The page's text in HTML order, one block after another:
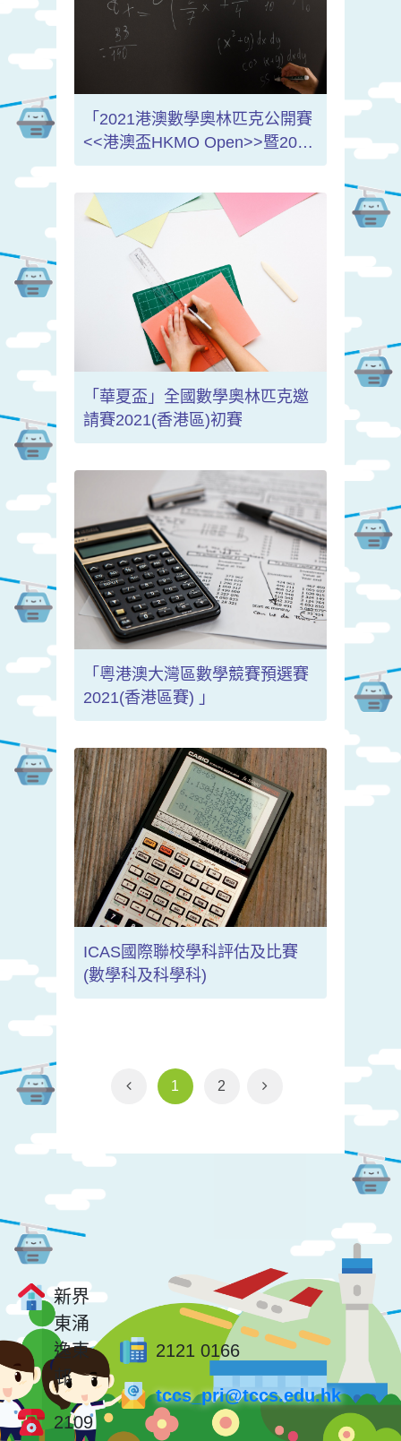
「2021港澳數學奧林匹克公開賽
<<港澳盃HKMO Open>>暨2021
亞洲國際數學奧林匹克公開賽初
賽<<AIMO OPEN>>」
「華夏盃」全國數學奧林匹克邀
請賽2021(香港區)初賽
「粵港澳大灣區數學競賽預選賽
2021(香港區賽) 」
ICAS國際聯校學科評估及比賽
(數學科及科學科)
1 2
新界
東涌
逸東
邨
2109
2121 0166
tccs_pri@tccs.edu.hk